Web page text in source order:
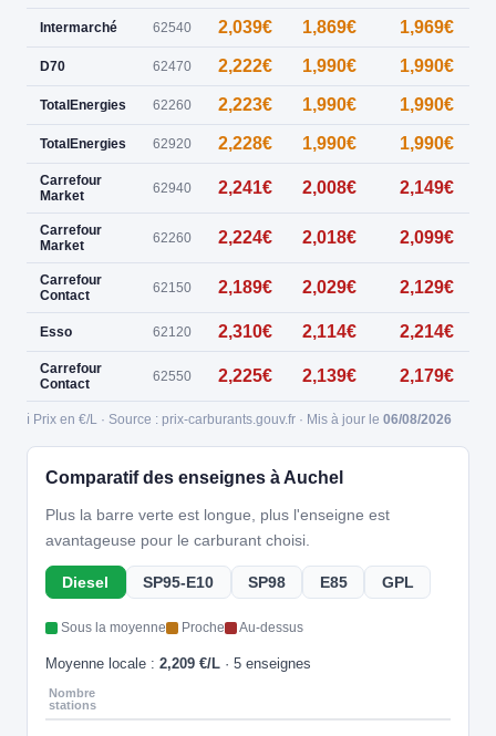
Intermarché 62540 2,039€ 1,869€ 1,969€
D70 62470 2,222€ 1,990€ 1,990€
TotalEnergies 62260 2,223€ 1,990€ 1,990€
TotalEnergies 62920 2,228€ 1,990€ 1,990€
Carrefour
Market
62940 2,241€ 2,008€ 2,149€
Carrefour
Market
62260 2,224€ 2,018€ 2,099€
Carrefour
Contact
62150 2,189€ 2,029€ 2,129€
Esso 62120 2,310€ 2,114€ 2,214€
Carrefour
Contact
62550 2,225€ 2,139€ 2,179€
ℹ️ Prix en €/L · Source : prix-carburants.gouv.fr · Mis à jour le 06/08/2026
Comparatif des enseignes à Auchel
Plus la barre verte est longue, plus l'enseigne est
avantageuse pour le carburant choisi.
Diesel SP95-E10 SP98 E85 GPL
Sous la moyenne Proche Au-dessus
Moyenne locale : 2,209 €/L · 5 enseignes
Nombre
stations